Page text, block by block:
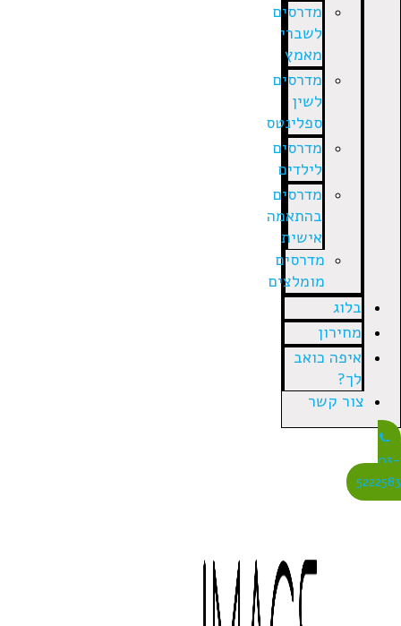
מדרסים
לשברי
מאמץ
מדרסים
לשין
ספלינטס
מדרסים
לילדים
מדרסים
בהתאמה
אישית
מדרסים
מומלצים
בלוג
מחירון
איפה כואב
לך?
צור קשר